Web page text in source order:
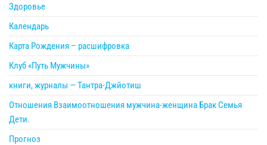
Здоровье
Календарь
Карта Рождения – расшифровка
Клуб «Путь Мужчины»
книги, журналы — Тантра-Джйотиш
Отношения Взаимоотношения мужчина-женщина Брак Семья
Дети.
Прогноз